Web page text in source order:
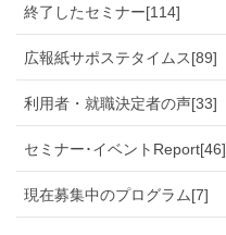
終了したセミナー[114]
広報紙サポステタイムス[89]
利用者・就職決定者の声[33]
セミナー･イベントReport[46]
現在募集中のプログラム[7]